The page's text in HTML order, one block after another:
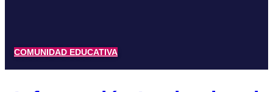
COMUNIDAD EDUCATIVA